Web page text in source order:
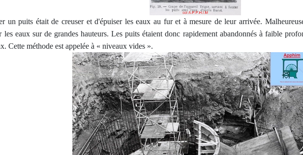
un puits était de creuser et d'épuiser les eaux au fur et à mesure de leur arrivée.
les eaux sur de grandes hauteurs. Les puits étaient donc rapidement abandonnés à faible
Cette méthode est appelée à « niveaux vides ».